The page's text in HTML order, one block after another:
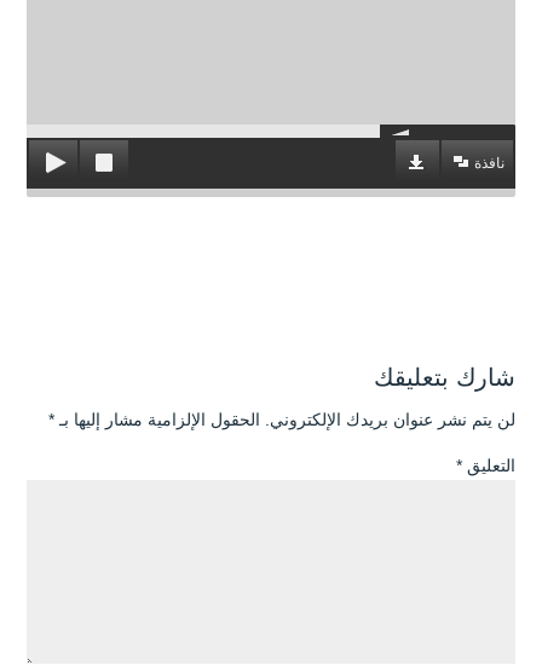
نافذة
شارك بتعليقك
لن يتم نشر عنوان بريدك الإلكتروني. الحقول الإلزامية مشار إليها بـ*
التعليق *